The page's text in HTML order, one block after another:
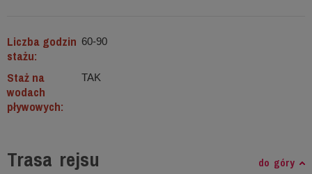
Liczba godzin
stażu:
60-90
Staż na
wodach
pływowych:
TAK
Trasa rejsu do góry